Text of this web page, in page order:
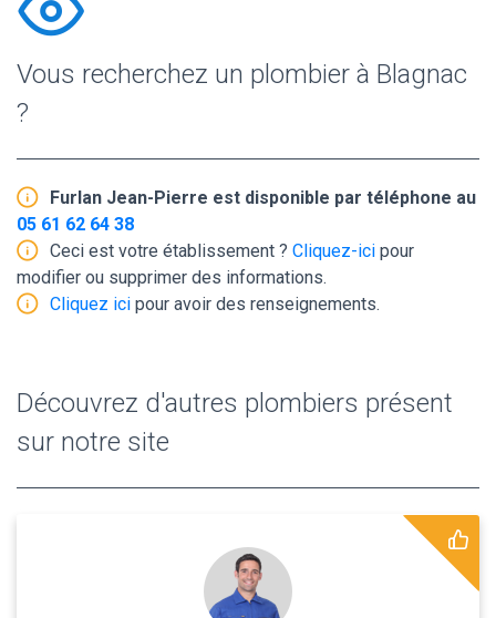
Vous recherchez un plombier à Blagnac
?
Furlan Jean-Pierre est disponible par téléphone au
05 61 62 64 38
Ceci est votre établissement ? Cliquez-ici pour
modifier ou supprimer des informations.
Cliquez ici pour avoir des renseignements.
Découvrez d'autres plombiers présent
sur notre site